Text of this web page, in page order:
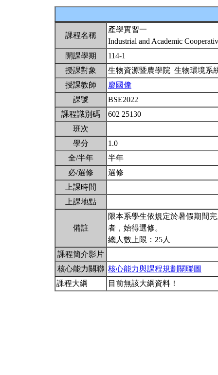
課程名稱
產學實習一
Industrial and Academic
開課學期
114-1
授課對象
生物資源暨農學院 生物環境系
授課教師
廖國偉
課號
BSE2022
課程識別碼
602 25130
班次
學分
1.0
全/半年
半年
必/選修
選修
上課時間
上課地點
備註
限本系學生依規定於暑假期間
者，始得選修。
總人數上限：25人
課程簡介影片
核心能力關聯 核心能力與課程規劃關聯圖
課程大綱
目前無該大綱資料！